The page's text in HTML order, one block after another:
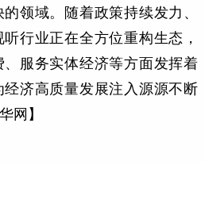
领域。随着政策持续发力、
行业正在全方位重构生态，
服务实体经济等方面发挥着
济高质量发展注入源源不断
网】